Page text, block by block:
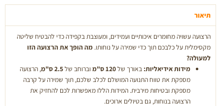
לחיות
תיאור
הרצועה עשויה מחומרים איכותיים ועמידים, ומעוצבת בקפידה כדי להבטיח שליטה
מקסימלית על כלבכם תוך כדי שמירה על נוחותו. מה הופך את הרצועה הזו
למעולה?
מידות אידיאליות: באורך של120 ס"מ וברוחב של2.5 ס"מ
, הרצועה
מספקת את טווח התנועה המושלם לכלב שלכם, תוך שמירה על קרבה
מספקת ובטיחות מירבית. המידות הללו מאפשרות לכם להחזיק את
הרצועה בנוחות, גם בטיולים ארוכים.